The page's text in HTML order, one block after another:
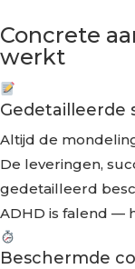
Concrete
werkt
Gedetailleerde
Altijd de
De leveringen,
gedetailleerd
ADHD is falend —
Beschermde